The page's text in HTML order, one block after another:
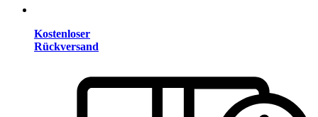
Kostenloser
Rückversand